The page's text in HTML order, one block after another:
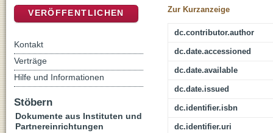
Zur Kurzanzeige
dc.contributor.author
dc.date.accessioned
dc.date.available
dc.date.issued
dc.identifier.isbn
dc.identifier.uri
VERÖFFENTLICHEN
Kontakt
Verträge
Hilfe und Informationen
Stöbern
Dokumente aus Instituten und
Partnereinrichtungen